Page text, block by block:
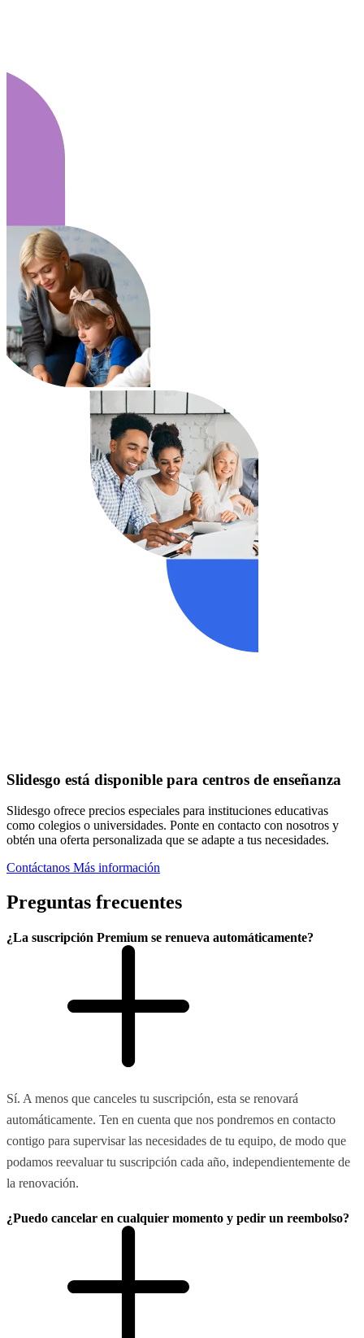
Slidesgo está disponible para centros de enseñanza
Slidesgo ofrece precios especiales para instituciones educativas
como colegios o universidades. Ponte en contacto con nosotros y
obtén una oferta personalizada que se adapte a tus necesidades.
Contáctanos Más información
Preguntas frecuentes
¿La suscripción Premium se renueva automáticamente?
Sí. A menos que canceles tu suscripción, esta se renovará
automáticamente. Ten en cuenta que nos pondremos en contacto
contigo para supervisar las necesidades de tu equipo, de modo que
podamos reevaluar tu suscripción cada año, independientemente de
la renovación.
¿Puedo cancelar en cualquier momento y pedir un reembolso?